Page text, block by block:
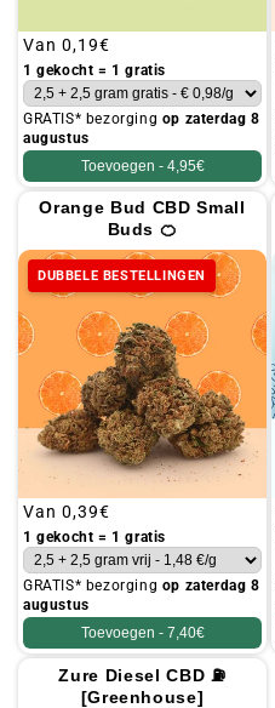
Gebruikelijke
prijs
Van 0,19€
1 gekocht = 1 gratis
GRATIS* bezorging op zaterdag 8
augustus
Toevoegen - 4,95€
Orange Bud CBD Small
Buds 🍊
DUBBELE BESTELLINGEN
Gebruikelijke
prijs
Van 0,39€
1 gekocht = 1 gratis
GRATIS* bezorging op zaterdag 8
augustus
Toevoegen - 7,40€
Zure Diesel CBD ⛽
[Greenhouse]